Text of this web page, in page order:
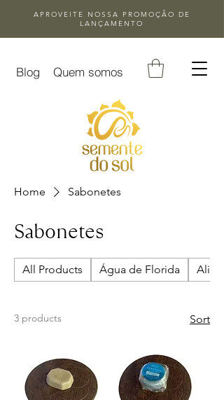
APROVEITE NOSSA
PROMOÇÃO DE
LANÇAMENTO
Blog Quem somos
Home Sabonetes
Sabonetes
All Products Água de Florida
3 products Sort